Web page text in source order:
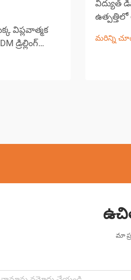
విప్లవాత్మక
డ్రిల్లింగ్
నిలిచింది.
విద్యుత్
మరిన్ని
మా